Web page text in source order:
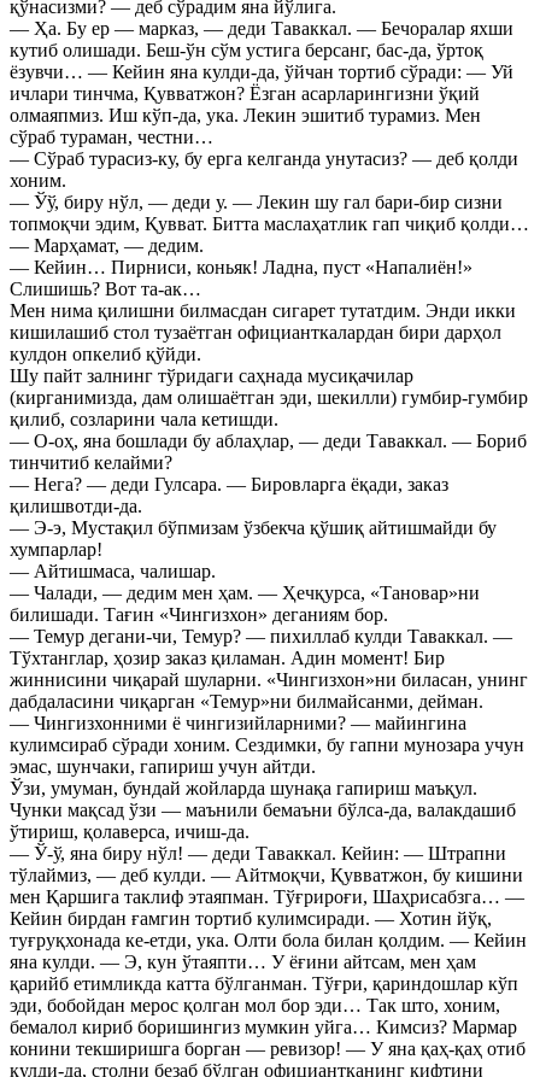
қўнасизми? — деб сўрадим яна йўлига.
— Ҳа. Бу ер — марказ, — деди Таваккал. — Бечоралар яхши
кутиб олишади. Беш-ўн сўм устига берсанг, бас-да, ўртоқ
ёзувчи… — Кейин яна кулди-да, ўйчан тортиб сўради: — Уй
ичлари тинчма, Қувватжон? Ёзган асарларингизни ўқий
олмаяпмиз. Иш кўп-да, ука. Лекин эшитиб турамиз. Мен
сўраб тураман, честни…
— Сўраб турасиз-ку, бу ерга келганда унутасиз? — деб қолди
хоним.
— Ўў, биру нўл, — деди у. — Лекин шу гал бари-бир сизни
топмоқчи эдим, Қувват. Битта маслаҳатлик гап чиқиб қолди…
— Марҳамат, — дедим.
— Кейин… Пирниси, коньяк! Ладна, пуст «Напалиён!»
Слишишь? Вот та-ак…
Мен нима қилишни билмасдан сигарет тутатдим. Энди икки
кишилашиб стол тузаётган официанткалардан бири дарҳол
кулдон опкелиб қўйди.
Шу пайт залнинг тўридаги саҳнада мусиқачилар
(кирганимизда, дам олишаётган эди, шекилли) гумбир-гумбир
қилиб, созларини чала кетишди.
— О-оҳ, яна бошлади бу аблаҳлар, — деди Таваккал. — Бориб
тинчитиб келайми?
— Нега? — деди Гулсара. — Бировларга ёқади, заказ
қилишвотди-да.
— Э-э, Мустақил бўпмизам ўзбекча қўшиқ айтишмайди бу
хумпарлар!
— Айтишмаса, чалишар.
— Чалади, — дедим мен ҳам. — Ҳечқурса, «Тановар»ни
билишади. Тағин «Чингизхон» деганиям бор.
— Темур дегани-чи, Темур? — пихиллаб кулди Таваккал. —
Тўхтанглар, ҳозир заказ қиламан. Адин момент! Бир
жиннисини чиқарай шуларни. «Чингизхон»ни биласан, унинг
дабдаласини чиқарган «Темур»ни билмайсанми, дейман.
— Чингизхонними ё чингизийларними? — майингина
кулимсираб сўради хоним. Сездимки, бу гапни мунозара учун
эмас, шунчаки, гапириш учун айтди.
Ўзи, умуман, бундай жойларда шунақа гапириш маъқул.
Чунки мақсад ўзи — маънили бемаъни бўлса-да, валакдашиб
ўтириш, қолаверса, ичиш-да.
— Ў-ў, яна биру нўл! — деди Таваккал. Кейин: — Штрапни
тўлаймиз, — деб кулди. — Айтмоқчи, Қувватжон, бу кишини
мен Қаршига таклиф этаяпман. Тўғрироғи, Шаҳрисабзга… —
Кейин бирдан ғамгин тортиб кулимсиради. — Хотин йўқ,
туғруқхонада ке-етди, ука. Олти бола билан қолдим. — Кейин
яна кулди. — Э, кун ўтаяпти… У ёғини айтсам, мен ҳам
қарийб етимликда катта бўлганман. Тўғри, қариндошлар кўп
эди, бобойдан мерос қолган мол бор эди… Так што, хоним,
бемалол кириб боришингиз мумкин уйга… Кимсиз? Мармар
конини текширишга борган — ревизор! — У яна қаҳ-қаҳ отиб
кулди-да, столни безаб бўлган официантканинг кифтини